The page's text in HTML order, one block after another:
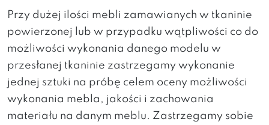
Przy dużej ilości mebli zamawianych w tkaninie
powierzonej lub w przypadku wątpliwości co do
możliwości wykonania danego modelu w
przesłanej tkaninie zastrzegamy wykonanie
jednej sztuki na próbę celem oceny możliwości
wykonania mebla, jakości i zachowania
materiału na danym meblu. Zastrzegamy sobie